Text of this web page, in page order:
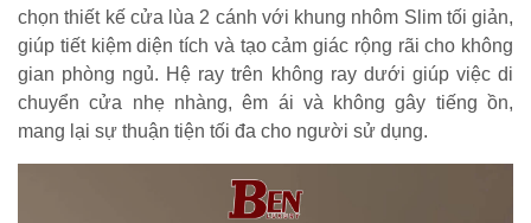
chọn thiết kế cửa lùa 2 cánh với khung nhôm Slim tối giản,
giúp tiết kiệm diện tích và tạo cảm giác rộng rãi cho không
gian phòng ngủ. Hệ ray trên không ray dưới giúp việc di
chuyển cửa nhẹ nhàng, êm ái và không gây tiếng ồn,
mang lại sự thuận tiện tối đa cho người sử dụng.